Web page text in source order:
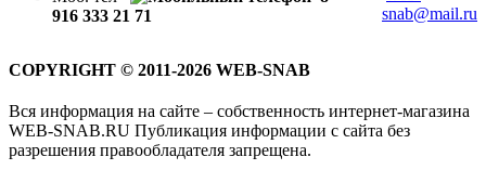
916 333 21 71
snab@mail.ru
COPYRIGHT © 2011-2026 WEB-SNAB
Вся информация на сайте – собственность интернет-магазина
WEB-SNAB.RU Публикация информации с сайта без
разрешения правообладателя запрещена.